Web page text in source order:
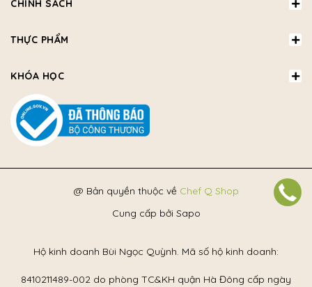
CHÍNH SÁCH
THỰC PHẨM
KHÓA HỌC
@ Bản quyền thuộc về Chef Q Shop
Cung cấp bởi Sapo
Hộ kinh doanh Bùi Ngọc Quỳnh. Mã số hộ kinh doanh:
8410211489-002 do phòng TC&KH quận Hà Đông cấp ngày